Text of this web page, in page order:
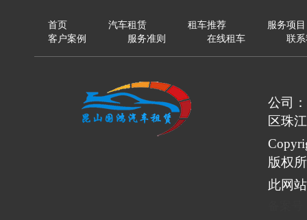
首页 汽车租赁 租车推荐
服务项目
客户案例
服务准则 在线租车 联
公司
区珠
版权
此网